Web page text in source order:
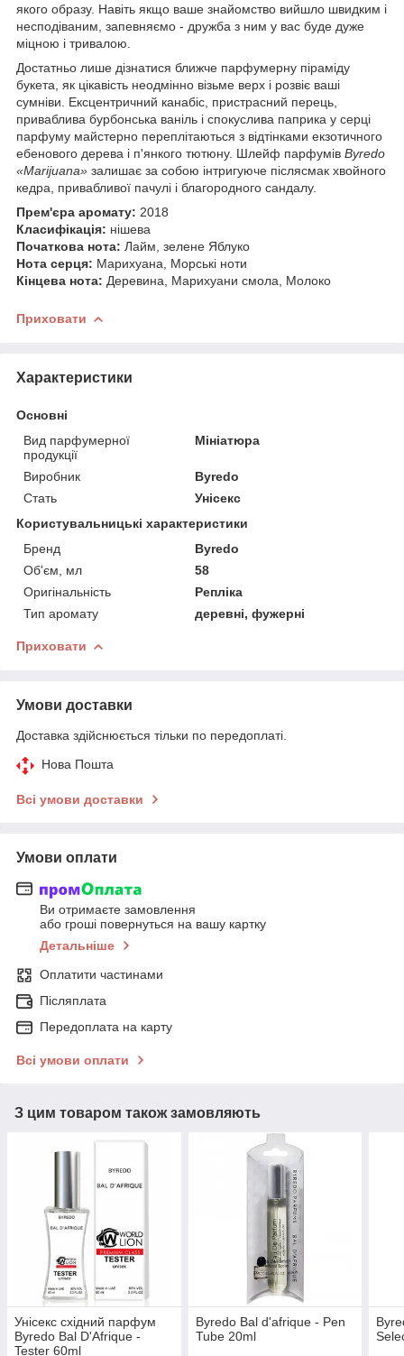
якого образу. Навіть якщо ваше знайомство вийшло швидким і
несподіваним, запевняємо - дружба з ним у вас буде дуже
міцною і тривалою.
Достатньо лише дізнатися ближче парфумерну піраміду
букета, як цікавість неодмінно візьме верх і розвіє ваші
сумніви. Ексцентричний канабіс, пристрасний перець,
приваблива бурбонська ваніль і спокуслива паприка у серці
парфуму майстерно переплітаються з відтінками екзотичного
ебенового дерева і п'янкого тютюну. Шлейф парфумів Byredo
«Marijuana» залишає за собою інтригуюче післясмак хвойного
кедра, привабливої пачулі і благородного сандалу.
Прем'єра аромату: 2018
Класифікація: нішева
Початкова нота: Лайм, зелене Яблуко
Нота серця: Марихуана, Морські ноти
Кінцева нота: Деревина, Марихуани смола, Молоко
Приховати
Характеристики
Основні
Вид парфумерної
продукції
Мініатюра
Виробник
Byredo
Стать
Унісекс
Користувальницькі характеристики
Бренд
Byredo
Об'єм, мл
58
Оригінальність
Репліка
Тип аромату
деревні, фужерні
Приховати
Умови доставки
Доставка здійснюється тільки по передоплаті.
Нова Пошта
Всі умови доставки
Умови оплати
Ви отримаєте замовлення
або гроші повернуться на вашу картку
Детальніше
Оплатити частинами
Післяплата
Передоплата на карту
Всі умови оплати
З цим товаром також замовляють
Унісекс східний парфум
Byredo Bal D'Afrique -
Tester 60ml
Byredo Bal d'afrique - Pen
Tube 20ml